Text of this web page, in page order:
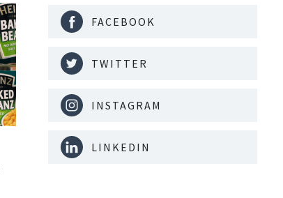
FACEBOOK
TWITTER
INSTAGRAM
LINKEDIN